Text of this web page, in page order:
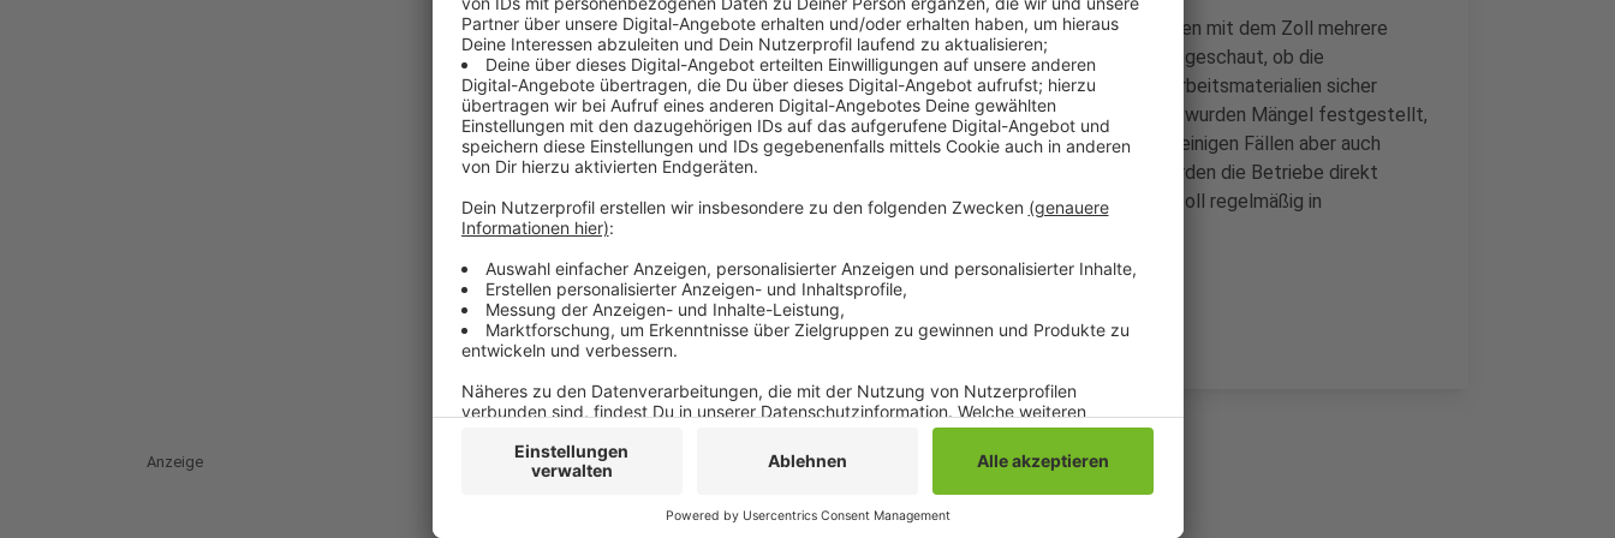
Die NRW-Ministerien für Arbeit und für Wirtschaft haben zusammen mit dem Zoll mehrere
Tage lang Kontrollen in Frisörsalons durchgeführt. Es wurde etwa geschaut, ob die
Arbeitszeiten eingehalten wurden, ob die Salons sauber und die Arbeitsmaterialien sicher
genug für Kunden sind. Bei über 90 Prozent der geprüften Frisöre wurden Mängel festgestellt,
sagt das Land NRW. Meistens betrafen die den Arbeitsschutz, in einigen Fällen aber auch
illegale Beschäftigung. In ein paar besonders schweren Fällen wurden die Betriebe direkt
geschlossen. Schwerpunktkontrollen wie diese führen Land und Zoll regelmäßig in
Anzeige
Anzeige